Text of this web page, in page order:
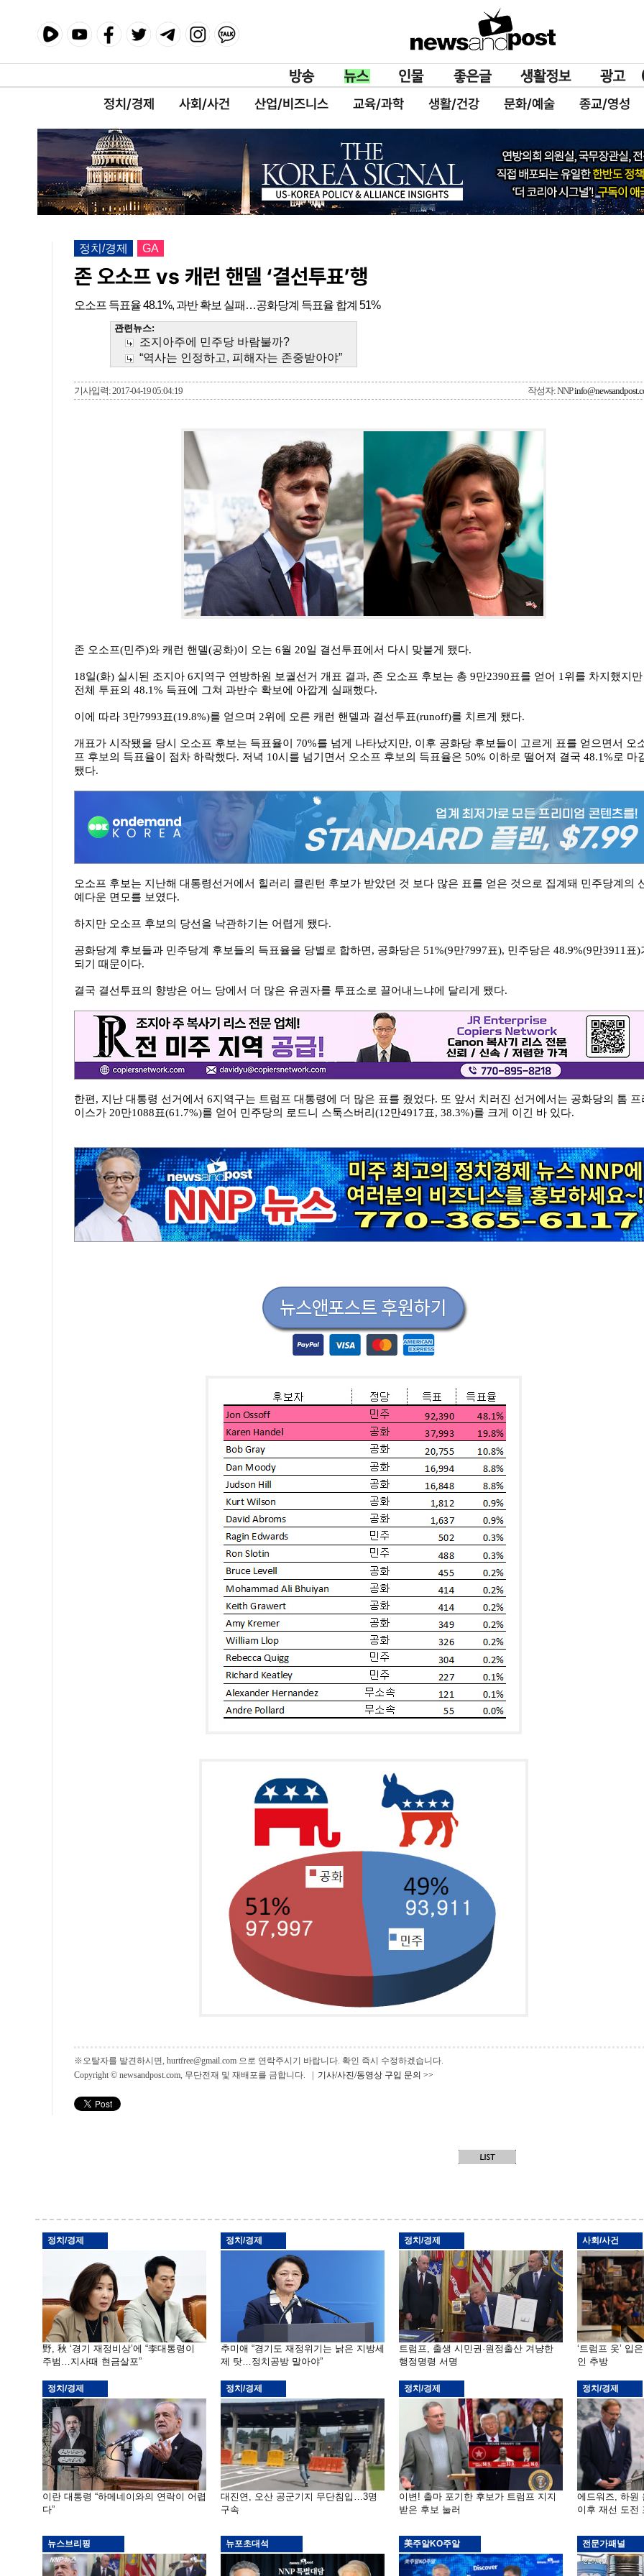
정치/경제 사회/사건 산업/비즈니스 교육/과학 생활/건강 문화/예술 종교/영성
정치/경제 GA
존 오소프 vs 캐런 핸델 ‘결선투표’행
오소프 득표율 48.1%, 과반 확보 실패…공화당계 득표율 합계 51%
관련뉴스:
조지아주에 민주당 바람불까?
“역사는 인정하고, 피해자는 존중받아야”
기사입력: 2017-04-19 05:04:19 작성자: NNP
존 오소프(민주)와 캐런 핸델(공화)이 오는 6월 20일 결선투표에서 다시 맞붙게 됐다.
18일(화) 실시된 조지아 6지역구 연방하원 보궐선거 개표 결과, 존 오소프 후보는 총 9만2390표를 얻어 1위를 차지했지만
전체 투표의 48.1% 득표에 그쳐 과반수 확보에 아깝게 실패했다.
이에 따라 3만7993표(19.8%)를 얻으며 2위에 오른 캐런 핸델과 결선투표(runoff)를 치르게 됐다.
개표가 시작됐을 당시 오소프 후보는 득표율이 70%를 넘게 나타났지만, 이후 공화당 후보들이 고르게 표를 얻으면서 오
프 후보의 득표율이 점차 하락했다. 저녁 10시를 넘기면서 오소프 후보의 득표율은 50% 이하로 떨어져 결국 48.1%로 마
됐다.
오소프 후보는 지난해 대통령선거에서 힐러리 클린턴 후보가 받았던 것 보다 많은 표를 얻은 것으로 집계돼 민주당계의
예다운 면모를 보였다.
하지만 오소프 후보의 당선을 낙관하기는 어렵게 됐다.
공화당계 후보들과 민주당계 후보들의 득표율을 당별로 합하면, 공화당은 51%(9만7997표), 민주당은 48.9%(9만3911표)
되기 때문이다.
결국 결선투표의 향방은 어느 당에서 더 많은 유권자를 투표소로 끌어내느냐에 달리게 됐다.
한편, 지난 대통령 선거에서 6지역구는 트럼프 대통령에 더 많은 표를 줬었다. 또 앞서 치러진 선거에서는 공화당의 톰 프
이스가 20만1088표(61.7%)를 얻어 민주당의 로드니 스툭스버리(12만4917표, 38.3%)를 크게 이긴 바 있다.
※오탈자를 발견하시면, hurtfree@gmail.com 으로 연락주시기 바랍니다. 확인 즉시 수정하겠습니다.
Copyright © newsandpost.com, 무단전재 및 재배포를 금합니다. | 기사/사진/동영상 구입 문의 >>
정치/경제
野, 秋 ‘경기 재정비상’에 “李대통령이
주범…지사때 현금살포”
정치/경제
추미애 “경기도 재정위기는 낡은 지방세
제 탓…정치공방 말아야”
정치/경제
트럼프, 출생 시민권·원정출산 겨냥한
행정명령 서명
사회/사건
‘트럼프 옷’ 입
인 추방
정치/경제
이란 대통령 “하메네이와의 연락이 어렵
다”
정치/경제
대진연, 오산 공군기지 무단침입…3명
구속
정치/경제
이변! 출마 포기한 후보가 트럼프 지지
받은 후보 눌러
정치/경제
에드워즈, 하원
이후 재선 도전
뉴스브리핑 뉴포초대석 美주알KO주알 전문가패널